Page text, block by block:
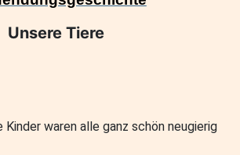
Unsere Tiere
waren alle ganz schön neugierig